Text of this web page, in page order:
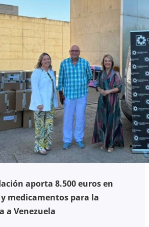
aporta 8.500 euros en
medicamentos para la
a Venezuela